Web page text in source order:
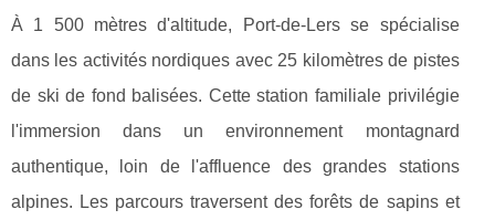
À 1 500 mètres d'altitude, Port-de-Lers se spécialise
dans les activités nordiques avec 25 kilomètres de pistes
de ski de fond balisées. Cette station familiale privilégie
l'immersion dans un environnement montagnard
authentique, loin de l'affluence des grandes stations
alpines. Les parcours traversent des forêts de sapins et